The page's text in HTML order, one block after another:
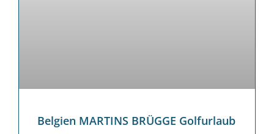
Belgien MARTINS BRÜGGE Golfurlaub